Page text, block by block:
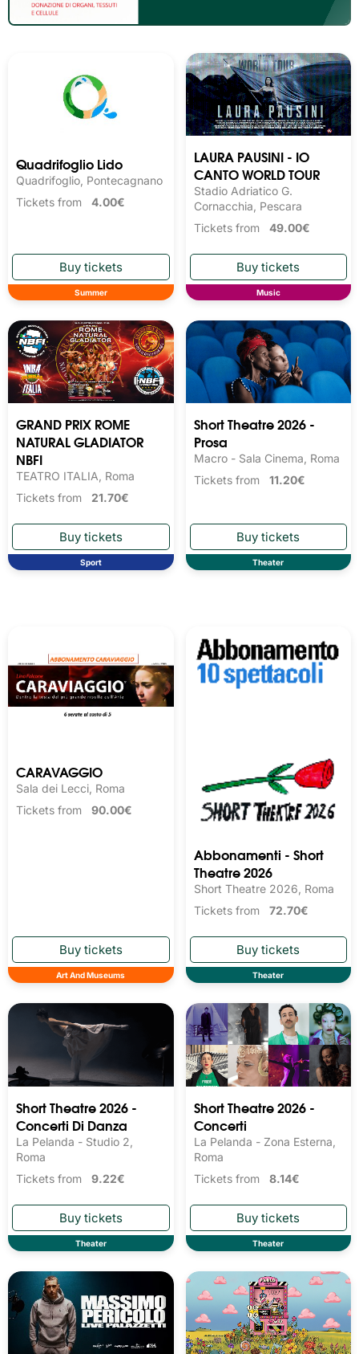
Quadrifoglio Lido
Quadrifoglio, Pontecagnano
Tickets from 4.00€
Summer
LAURA PAUSINI - IO
CANTO WORLD TOUR
Stadio Adriatico G.
Cornacchia, Pescara
Tickets from 49.00€
Music
GRAND PRIX ROME
NATURAL GLADIATOR
NBFI
TEATRO ITALIA, Roma
Tickets from 21.70€
Sport
Short Theatre 2026 -
Prosa
Macro - Sala Cinema, Roma
Tickets from 11.20€
Theater
CARAVAGGIO
Sala dei Lecci, Roma
Tickets from 90.00€
Art And Museums
Abbonamenti - Short
Theatre 2026
Short Theatre 2026, Roma
Tickets from 72.70€
Theater
Short Theatre 2026 -
Concerti Di Danza
La Pelanda - Studio 2,
Roma
Tickets from 9.22€
Theater
Short Theatre 2026 -
Concerti
La Pelanda - Zona Esterna,
Roma
Tickets from 8.14€
Theater